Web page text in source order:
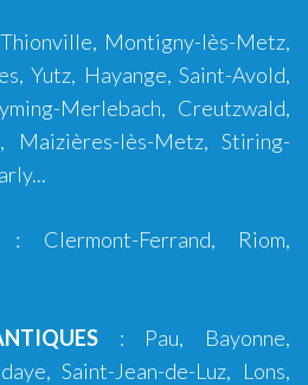
Thionville, Montigny-lès-Metz,
, Yutz, Hayange, Saint-Avold,
Merlebach, Creutzwald,
Maizières-lès-Metz, Stiring-
: Clermont-Ferrand, Riom,
: Pau, Bayonne,
,Saint-Jean-de-Luz, Lons,